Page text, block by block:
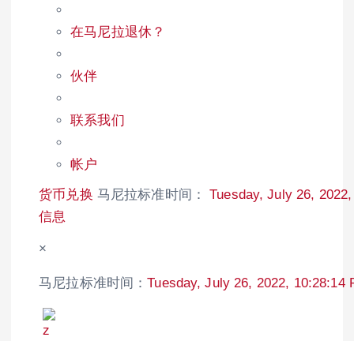
在马尼拉退休？
伙伴
联系我们
帐户
货币兑换 马尼拉标准时间：Tuesday, July 26,
信息
×
马尼拉标准时间：Tuesday, July 26, 2022, 10:28:14